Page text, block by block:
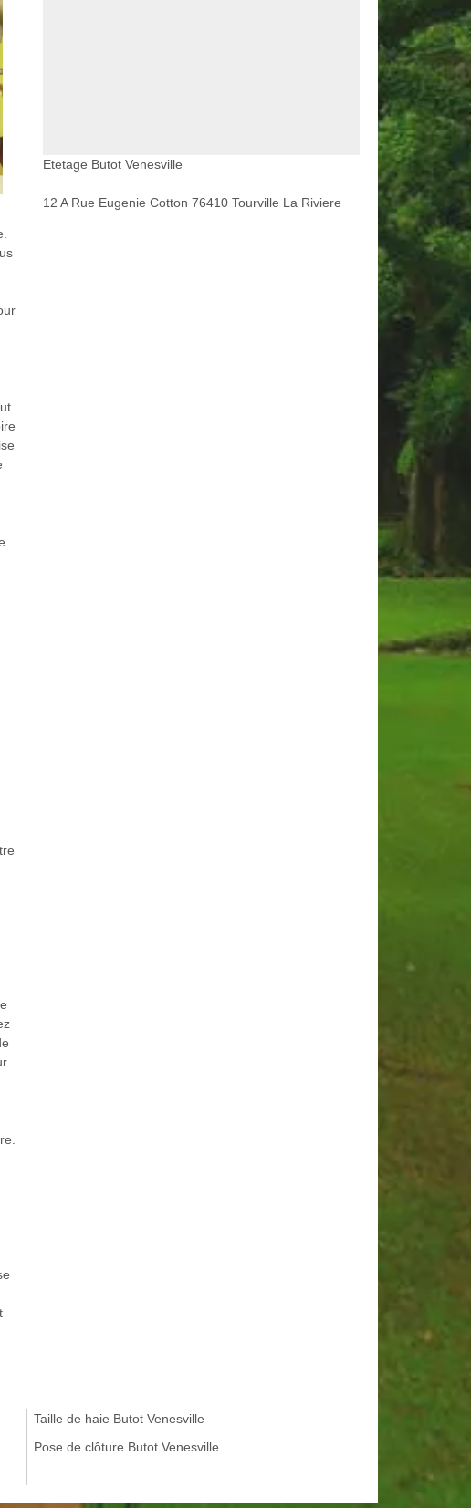
Etetage Butot Venesville
12 A Rue Eugenie Cotton 76410 Tourville La Riviere
Taille de haie Butot Venesville
Pose de clôture Butot Venesville